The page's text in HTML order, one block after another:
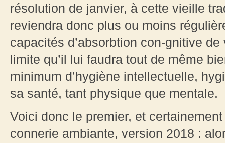
résolution de janvier, à cette vieille
reviendra donc plus ou moins
capacités d’absorbtion con-gnitive
limite qu’il lui faudra tout de même
minimum d’hygiène intellectuelle,
sa santé, tant physique que mentale.
Voici donc le premier, et
connerie ambiante, version 2018 :